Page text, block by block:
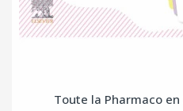
Toute la Pharmaco